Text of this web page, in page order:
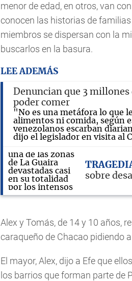
menor de edad, en otros, van
conocen las historias de
miembros se dispersan con la
buscarlos en la basura.
LEE ADEMÁS
Denuncian que 3
poder comer
"No es una metáfora lo que
alimentos ni comida, según
venezolanos escarban
dijo el legislador en visita al
sobre
Alex y Tomás, de 14 y 10 años,
caraqueño de Chacao pidiendo
El mayor, Alex, dijo a Efe que
los barrios que forman parte de